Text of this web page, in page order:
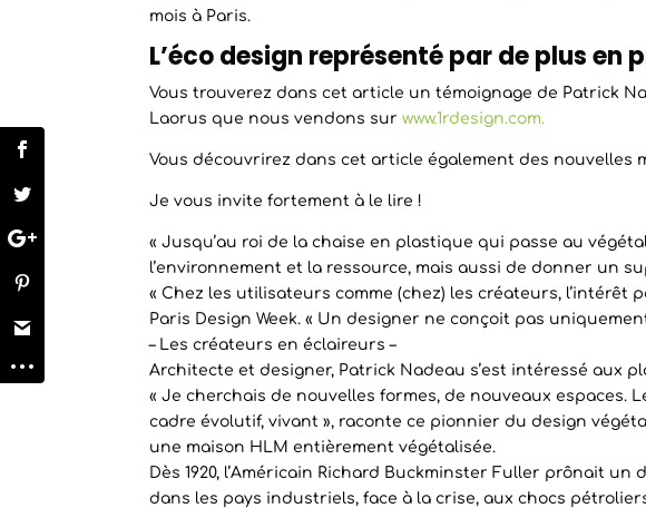
mois à Paris.
L’éco design représenté par de plus en
Vous trouverez dans cet article un témoignage de Patrick
Laorus que nous vendons surwww.1rdesign.com.
Vous découvrirez dans cet article également des nouvelles
Je vous invite fortement à le lire !
« Jusqu’au roi de la chaise en plastique qui passe au
l’environnement et la ressource, mais aussi de donner un
« Chez les utilisateurs comme (chez) les créateurs, l’intérêt
Paris Design Week. « Un designer ne conçoit pas
– Les créateurs en éclaireurs –
Architecte et designer, Patrick Nadeau s’est intéressé aux
« Je cherchais de nouvelles formes, de nouveaux espaces.
cadre évolutif, vivant », raconte ce pionnier du design
une maison HLM entièrement végétalisée.
Dès 1920, l’Américain Richard Buckminster Fuller prônait
dans les pays industriels, face à la crise, aux chocs